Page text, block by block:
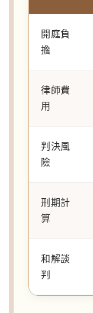
開庭負
擔
律師費
用
判決風
險
刑期計
算
和解談
判